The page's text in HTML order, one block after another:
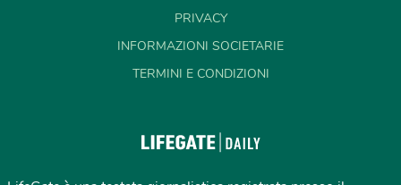
PRIVACY
INFORMAZIONI SOCIETARIE
TERMINI E CONDIZIONI